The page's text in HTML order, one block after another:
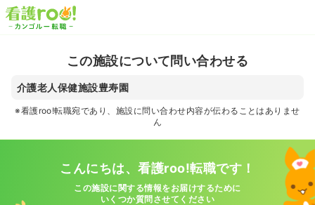
この施設について問い合わせる
介護老人保健施設豊寿園
※看護roo!転職宛であり、施設に問い合わせ内容が伝わることはありませ
ん
こんにちは、看護roo!転職です！
この施設に関する情報をお届けするために
いくつか質問させてください